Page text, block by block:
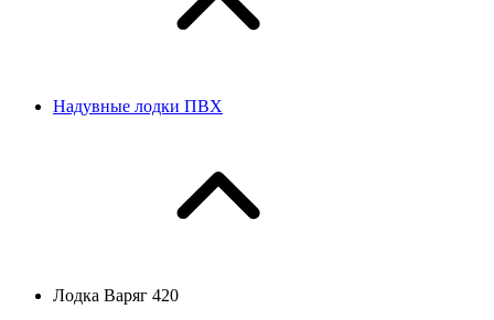
Надувные лодки ПВХ
Лодка Варяг 420